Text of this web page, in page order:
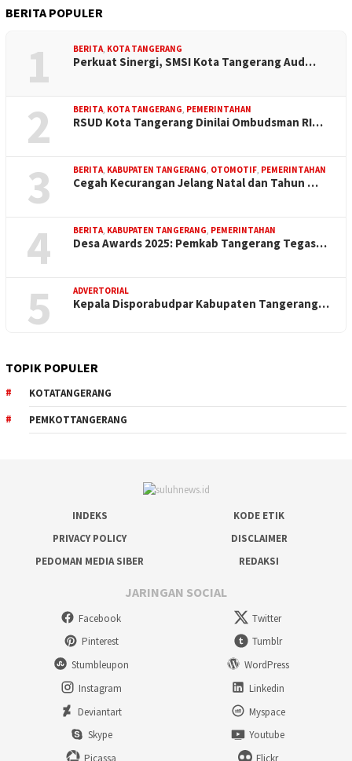
BERITA POPULER
1 BERITA, KOTA TANGERANG
Perkuat Sinergi, SMSI Kota Tangerang Aud…
2 BERITA, KOTA TANGERANG, PEMERINTAHAN
RSUD Kota Tangerang Dinilai Ombudsman RI…
3 BERITA, KABUPATEN TANGERANG, OTOMOTIF, PEMERINTAHAN
Cegah Kecurangan Jelang Natal dan Tahun …
4 BERITA, KABUPATEN TANGERANG, PEMERINTAHAN
Desa Awards 2025: Pemkab Tangerang Tegas…
5 ADVERTORIAL
Kepala Disporabudpar Kabupaten Tangerang…
TOPIK POPULER
KOTATANGERANG
PEMKOTTANGERANG
INDEKS
KODE ETIK
PRIVACY POLICY
DISCLAIMER
PEDOMAN MEDIA SIBER
REDAKSI
JARINGAN SOCIAL
Facebook
Twitter
Pinterest
Tumblr
Stumbleupon
WordPress
Instagram
Linkedin
Deviantart
Myspace
Skype
Youtube
Picassa
Flickr